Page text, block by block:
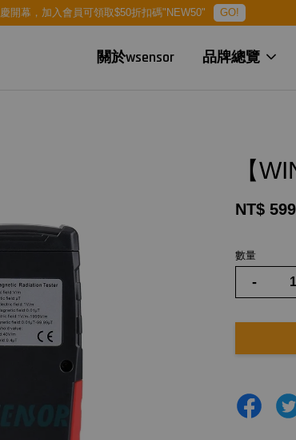
慶開幕，加入會員可領取$50折扣碼"NEW50" GO!
關於wsensor 品牌總覽
【
NT$ 599
數量
-